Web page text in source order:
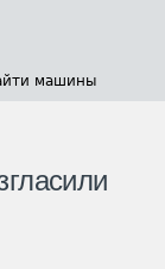
машины